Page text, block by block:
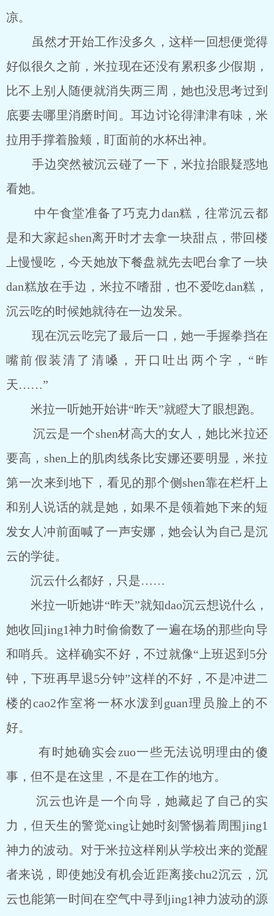
凉。
虽然才开始工作没多久，这样一回想便觉得
好似很久之前，米拉现在还没有累积多少假期，
比不上别人随便就消失两三周，她也没思考过到
底要去哪里消磨时间。耳边讨论得津津有味，米
拉用手撑着脸颊，盯面前的水杯出神。
手边突然被沉云碰了一下，米拉抬眼疑惑地
看她。
中午食堂准备了巧克力dan糕，往常沉云都
是和大家起shen离开时才去拿一块甜点，带回楼
上慢慢吃，今天她放下餐盘就先去吧台拿了一块
dan糕放在手边，米拉不嗜甜，也不爱吃dan糕，
沉云吃的时候她就待在一边发呆。
现在沉云吃完了最后一口，她一手握拳挡在
嘴前假装清了清嗓，开口吐出两个字，“昨
天……”
米拉一听她开始讲“昨天”就瞪大了眼想跑。
沉云是一个shen材高大的女人，她比米拉还
要高，shen上的肌肉线条比安娜还要明显，米拉
第一次来到地下，看见的那个侧shen靠在栏杆上
和别人说话的就是她，如果不是领着她下来的短
发女人冲前面喊了一声安娜，她会认为自己是沉
云的学徒。
沉云什么都好，只是……
米拉一听她讲“昨天”就知dao沉云想说什么，
她收回jing1神力时偷偷数了一遍在场的那些向导
和哨兵。这样确实不好，不过就像“上班迟到5分
钟，下班再早退5分钟”这样的不好，不是冲进二
楼的cao2作室将一杯水泼到guan理员脸上的不
好。
有时她确实会zuo一些无法说明理由的傻
事，但不是在这里，不是在工作的地方。
沉云也许是一个向导，她藏起了自己的实
力，但天生的警觉xing让她时刻警惕着周围jing1
神力的波动。对于米拉这样刚从学校出来的觉醒
者来说，即使她没有机会近距离接chu2沉云，沉
云也能第一时间在空气中寻到jing1神力波动的源